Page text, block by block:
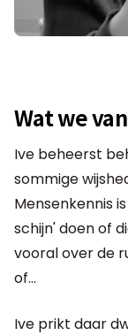
Wat we
Ive beheerst
sommige
Mensenkennis
schijn' doen of
vooral over de
of…
Ive prikt daar